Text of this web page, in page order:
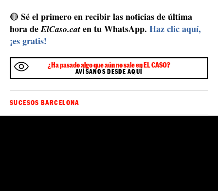
🔴 Sé el primero en recibir las noticias de última
hora deElCaso.cat en tu WhatsApp. Haz clic aquí,
¡es gratis!
¿Ha pasado algo que aún no sale en EL CASO?
AVÍSANOS DESDE AQUÍ
SUCESOS BARCELONA